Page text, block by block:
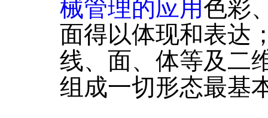
械管理的应用色彩
面得以体现和表达
线、面、体等及二
组成一切形态最基